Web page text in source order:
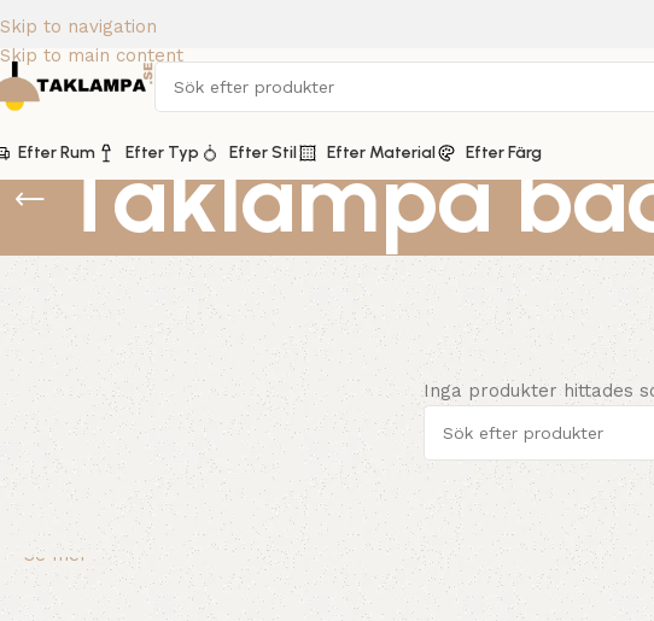
Skip to navigation
Skip to main content
Efter Rum Efter Typ Efter Stil Efter Material Efter Färg
Taklampa
Inga produkter hittades
Se mer